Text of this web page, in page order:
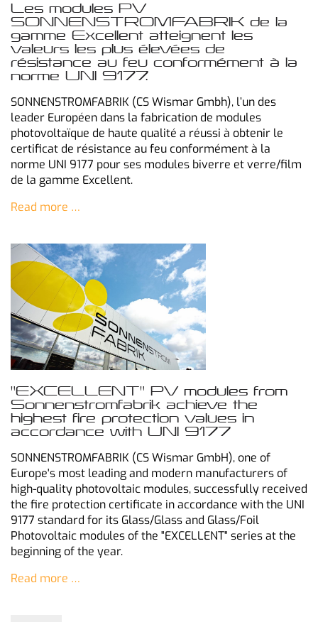
Les modules PV
SONNENSTROMFABRIK de la
gamme Excellent atteignent les
valeurs les plus élevées de
résistance au feu conformément à la
norme UNI 9177.
SONNENSTROMFABRIK (CS Wismar Gmbh), l’un des
leader Européen dans la fabrication de modules
photovoltaïque de haute qualité a réussi à obtenir le
certificat de résistance au feu conformément à la
norme UNI 9177 pour ses modules biverre et verre/film
de la gamme Excellent.
Read more …
"EXCELLENT" PV modules from
Sonnenstromfabrik achieve the
highest fire protection values in
accordance with UNI 9177
SONNENSTROMFABRIK (CS Wismar GmbH), one of
Europe's most leading and modern manufacturers of
high-quality photovoltaic modules, successfully received
the fire protection certificate in accordance with the UNI
9177 standard for its Glass/Glass and Glass/Foil
Photovoltaic modules of the "EXCELLENT" series at the
beginning of the year.
Read more …